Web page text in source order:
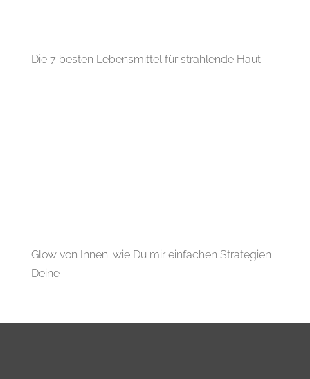
Die 7 besten Lebensmittel für strahlende Haut
Glow von Innen: wie Du mir einfachen Strategien
Deine